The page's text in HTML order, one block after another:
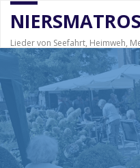
Lieder von Seefahrt, Heimweh,